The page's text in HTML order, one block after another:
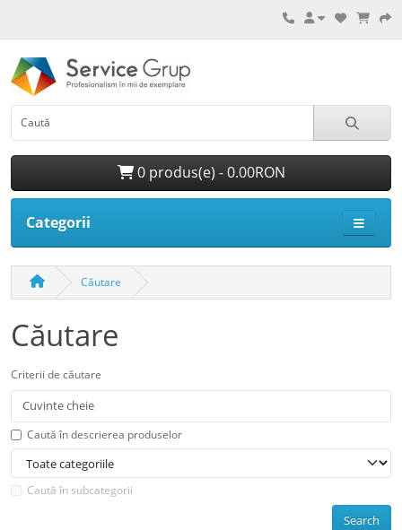
0 produs(e) - 0.00RON
Categorii
Căutare
Căutare
Criterii de căutare
Caută în descrierea produselor
Caută în subcategorii
Search